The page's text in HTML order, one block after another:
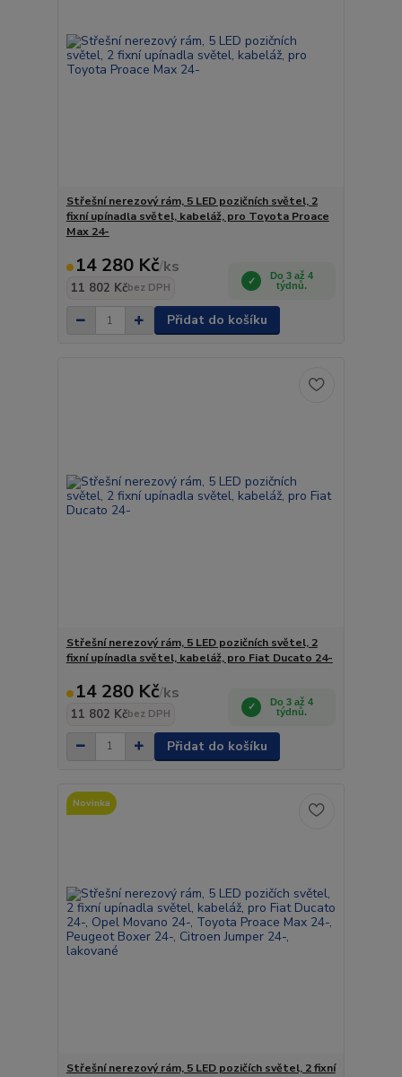
Střešní nerezový rám, 5 LED pozičních světel, 2
fixní upínadla světel, kabeláž, pro Toyota Proace
Max 24-
14 280 Kč/ks
11 802 Kčbez DPH
Do 3 až 4
týdnů.
Přidat do košíku
Střešní nerezový rám, 5 LED pozičních světel, 2
fixní upínadla světel, kabeláž, pro Fiat Ducato 24-
14 280 Kč/ks
11 802 Kčbez DPH
Do 3 až 4
týdnů.
Přidat do košíku
Novinka
Střešní nerezový rám, 5 LED pozičích světel, 2 fixní